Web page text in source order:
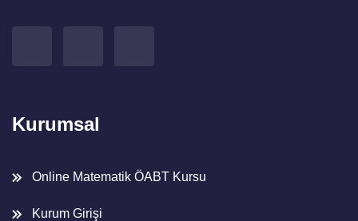
Kurumsal
Online Matematik ÖABT Kursu
Kurum Girişi